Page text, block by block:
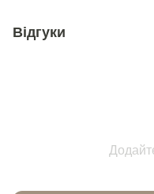
Відгуки